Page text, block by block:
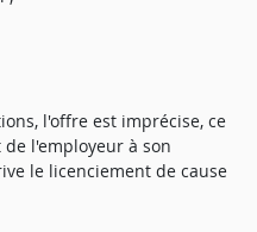
l'offre est imprécise, ce
l'employeur à son
le licenciement de cause